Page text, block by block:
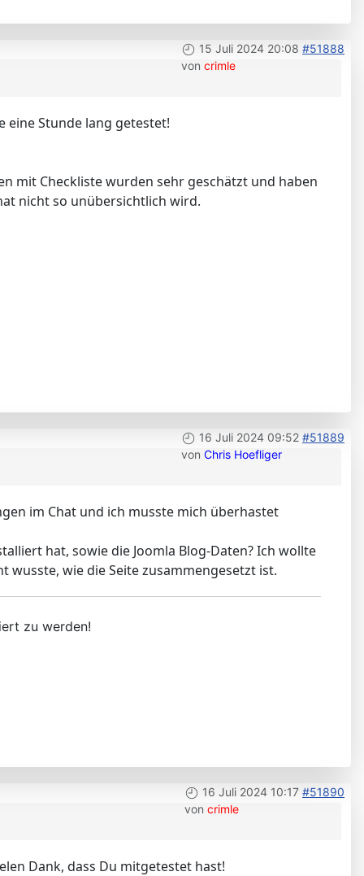
15 Juli 2024 20:08 #51888
von crimle
eine Stunde lang getestet!
mit Checkliste wurden sehr geschätzt und haben
nicht so unübersichtlich wird.
16 Juli 2024 09:52 #51889
von Chris Hoefliger
im Chat und ich musste mich überhastet
hat, sowie die Joomla Blog-Daten? Ich wollte
wie die Seite zusammengesetzt ist.
zu werden!
16 Juli 2024 10:17 #51890
von crimle
Dank, dass Du mitgetestet hast!